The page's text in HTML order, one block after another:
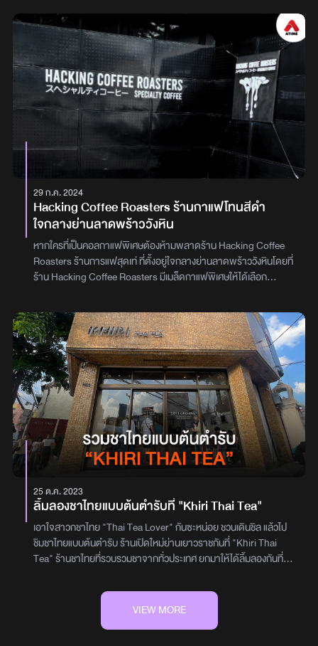
ชลบุรี 20150เบอร์ติดต่อ : 081 572 5739เปิด-ปิด : ให้บริการทุกวัน
ยกเว้นวันพุธ ตั้งแต่เวลา 09:30 - 20:00 น.ผู้เขียน : เบญญาภา แนบ
มาในร้านแล้ว เราสามารถสั่งเครื่องดื่มและขนมได้ที่เคาน์เตอร์ชั้น 1 บอก
เลยว่ากาแฟอร่อยมาก นอกจากนั้นยังมีกิมมิคเก๋ ๆ เป็นสติ๊กเกอร์ติด
ข้างแก้ว ตามเมนูที่เราสั่งอีกด้วยใครถูกใจสติ๊กเกอร์ลายไหน หรือพวก
ของที่ระลึกต่าง ๆ ก็สามารถซื้อกลับบ้านกันได้นะเมื่อได้เครื่องดื่มแล้ว ก็
สามารถขึ้นชั้นบน เดินจิบกาแฟ ชมงานศิลปะชิล ๆ กันได้เลยแต่ละชั้นก็จะ
มีชิ้นงานศิลปะตกแต่งอยู่รอบ ๆ ร้าน หมุนเวียนเปลี่ยนไปเรื่อย ๆช่วงนี้คน
ไม่เยอะมาก มุมถ่ายรูปดี ๆ เพียบ นอกจากสายอาร์ตแล้ว รับรองว่า
ถูกใจสายคอนเทนต์ที่อยากได้รูปไปลงด้วยแน่นอนมาที่นี่แล้ว อย่าลืม
เดินขึ้นไปชั้นบนสุดด้วยนะ เพราะทุกคนจะพบกับ rooftop วิวแม่น้ำ
เจ้าพระยา แนะนำให้ขึ้นมาช่วงเย็น แสงแดดอ่อน ๆ ถ่ายรูปสวยTimo
and Tintin เปิดให้บริการตั้งแต่วันอังคารถึงวันอาทิตย์ หยุดวันจันทร์
สำหรับวันอังคารถึงวันศุกร์ เปิดให้บริการตั้งแต่เวลา 9.00 - 17.00 น.
วันเสาร์และวันอาทิตย์ เปิดให้บริการตั้งแต่เวลา 9.00 - 18.00 น. แวะมา
ดูงานศิลปะและดื่มกาแฟอร่อย ๆ กันได้เลย
29 ก.ค. 2024
Hacking Coffee Roasters ร้านกาแฟโทนสีดำ
ใจกลางย่านลาดพร้าววังหิน
หากใครที่เป็นคอลกาแฟพิเศษต้องห้ามพลาดร้าน Hacking Coffee
Roasters ร้านการแฟสุดเท่ ที่ตั้งอยู่ใจกลางย่านลาดพร้าววังหินโดยที่
ร้าน Hacking Coffee Roasters มีเมล็ดกาแฟพิเศษให้ได้เลือก
ตกแต่งเป็นสไตล์ลอฟต์ และมีลูกเล่นของต้นเสากับผนังของร้านที่ถูก
เจาะจนเห็นภายในเป็นแผงวงจร ระหว่างที่รอกาแฟ ก็สามารถถ่ายรูป
คลูๆ ได้เลยกาแฟที่แอดสั่งในวันนี้ ของร้าน Hacking Coffee Roasters
จะมี 2 ตัวด้วยกัน ตัวแรก (ด้านซ้ายมือ) จะเป็นอเมริกาโน่ จากเมล็ด
เอธิโอเปีย และตัวที่สอง (ด้านขวามือ) จะเป็นอเมริกาโน่ จากเมล็ดช๊อคโก
แลต รัมหรือจะเป็นเมนูขนมหวาน หรือเบเกอรี่ ทางร้าน Hacking
Coffee Roasters เขาก็มีใครเลือกหลากหลาย ไว้ทานคู่กับกาแฟ
นอกจากนี้ทางร้าน Hacking Coffee Roasters ยังเปิดสอน
workshop / sensory สำหรับผู้ที่ อยากเรียนรู้การเกี่ยวกับเรื่องของ
กาแฟด้วยนะ ส่วนใครที่อยากมาลองชิมกาแฟพิเศษ ต้องห้ามพลาด
ร้านนี้ ที่ลาดพร้าววังหินPet Friendly พาน้องเข้าไปด้านในร้านได้เลย
25 ต.ค. 2023
ลิ้มลองชาไทยแบบต้นตำรับที่ "Khiri Thai Tea"
เอาใจสาวกชาไทย "Thai Tea Lover" กันซะหน่อย ชวนเดินชิล แล้วไป
ชิมชาไทยแบบต้นตำรับ ร้านเปิดใหม่ย่านเยาวราชกันที่ "Khiri Thai
Tea" ร้านชาไทยที่รวบรวมชาจากทั่วประเทศ ยกมาให้ได้ลิ้มลองกันที่
โดยเฉพาะ ตั้งอยู่ตรงหัวมุมข้างวัดไตรมิตร เด่นเป็นสง่าด้วยการตกแต่ง
ร้านที่เป็นเอกลักษณ์ เรียบ ๆ แต่โดดเด่น คนเข้ามาแวะเวียนชิมกันตลอด
เวลาเลยทีเดียวขึ้นชื่อว่า "Thai Tea" เข้ามาในร้านก็จะพบกับเมนูชาไทย
VIEW MORE